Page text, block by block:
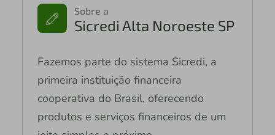
Sobre a
Sicredi Alta Noroeste SP
Fazemos parte do sistema Sicredi, a
primeira instituição financeira
cooperativa do Brasil, oferecendo
produtos e serviços financeiros de um